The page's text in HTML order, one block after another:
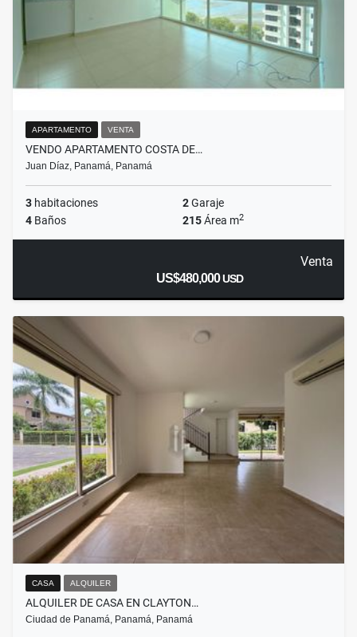
APARTAMENTO VENTA
VENDO APARTAMENTO COSTA DE…
Juan Díaz, Panamá, Panamá
3 habitaciones 2Garaje
4 Baños 215Área m2
Venta
US$480,000USD
CASA ALQUILER
ALQUILER DE CASA EN CLAYTON…
Ciudad de Panamá, Panamá, Panamá